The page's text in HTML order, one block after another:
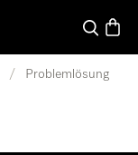
Suche
/ Problemlösung